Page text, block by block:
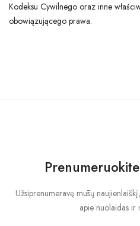
Kodeksu Cywilnego oraz inne
obowiązującego prawa.
Užsiprenumeravę mūsų
apie nuolaidas ir